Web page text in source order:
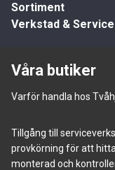
Sortiment
Verkstad & Service
Våra butiker
Varför handla hos
Tillgång till
provkörning för att
monterad och